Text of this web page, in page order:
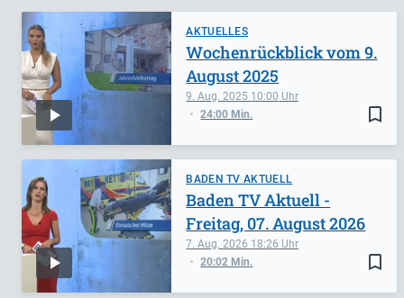
AKTUELLES
bookmark_border
9. Aug. 2025 10:00
24:00 Min.
Wochenrückblick vom 9.
August 2025
BADEN TV AKTUELL
bookmark_border
7. Aug. 2026 18:26
20:02 Min.
Baden TV Aktuell -
Freitag, 07. August 2026